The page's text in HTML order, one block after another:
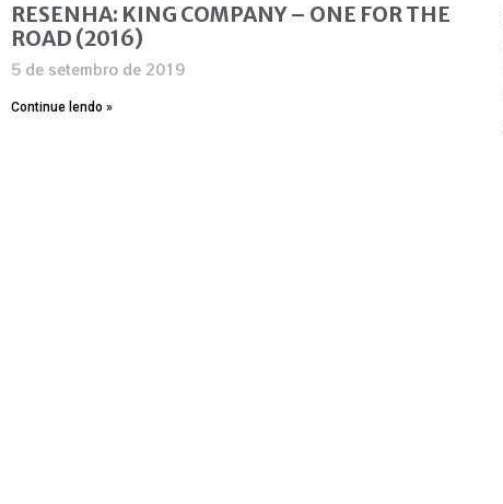
RESENHA: KING COMPANY – ONE FOR THE
ROAD (2016)
5 de setembro de 2019
Continue lendo »